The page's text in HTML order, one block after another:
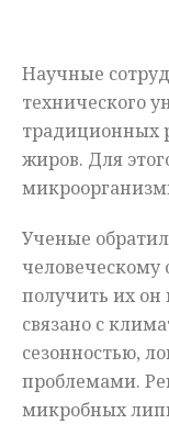
Научные
технического
традиционных
жиров. Для
Ученые
получить их он
связано с
сезонностью,
проблемами.
микробных